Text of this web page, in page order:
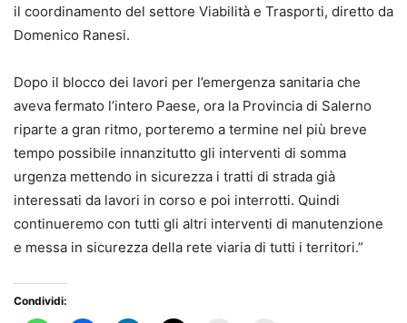
il coordinamento del settore Viabilità e Trasporti, diretto da
Domenico Ranesi.
Dopo il blocco dei lavori per l’emergenza sanitaria che
aveva fermato l’intero Paese, ora la Provincia di Salerno
riparte a gran ritmo, porteremo a termine nel più breve
tempo possibile innanzitutto gli interventi di somma
urgenza mettendo in sicurezza i tratti di strada già
interessati da lavori in corso e poi interrotti. Quindi
continueremo con tutti gli altri interventi di manutenzione
e messa in sicurezza della rete viaria di tutti i territori.”
Condividi: